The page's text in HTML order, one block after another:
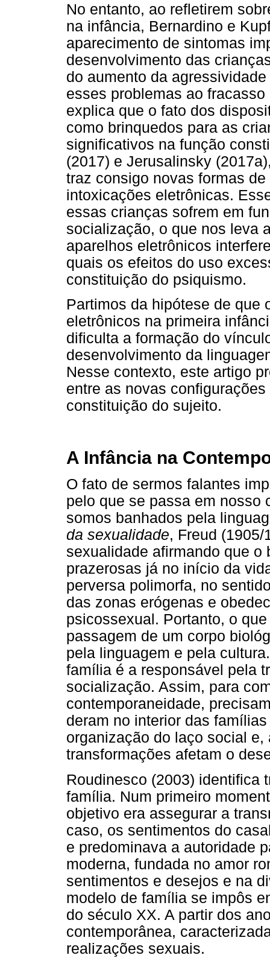
No entanto, ao refletirem
na infância, Bernardino e
aparecimento de sintomas
desenvolvimento das
do aumento da
esses problemas ao
explica que o fato dos
como brinquedos para as
significativos na função
(2017) e Jerusalinsky
traz consigo novas formas
intoxicações eletrônicas.
essas crianças sofrem em
socialização, o que nos leva
aparelhos eletrônicos
quais os efeitos do uso
constituição do psiquismo.
Partimos da hipótese de que
eletrônicos na primeira
dificulta a formação do
desenvolvimento da
Nesse contexto, este artigo
entre as novas
constituição do sujeito.
A Infância na
O fato de sermos falantes
pelo que se passa em nosso
somos banhados pela
da sexualidade, Freud
sexualidade afirmando que
prazerosas já no início da
perversa polimorfa, no
das zonas erógenas e
psicossexual. Portanto, o
passagem de um corpo
pela linguagem e pela
família é a responsável pela
socialização. Assim, para
contemporaneidade,
deram no interior das
organização do laço social
transformações afetam o
Roudinesco (2003) identifica
família. Num primeiro
objetivo era assegurar a
caso, os sentimentos do
e predominava a autoridade
moderna, fundada no amor
sentimentos e desejos e na
modelo de família se impôs
do século XX. A partir dos
contemporânea,
realizações sexuais.